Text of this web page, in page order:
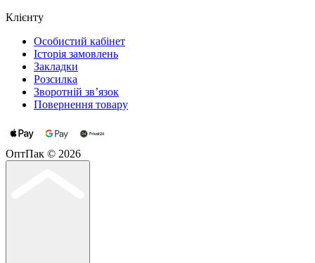
Клієнту
Особистий кабінет
Історія замовлень
Закладки
Розсилка
Зворотній зв’язок
Повернення товару
ОптПак © 2026